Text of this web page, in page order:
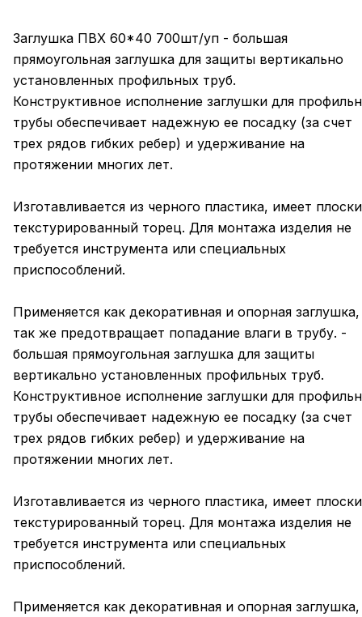
Заглушка ПВХ 60*40 700шт/уп - большая
прямоугольная заглушка для защиты вертикально
установленных профильных труб.
Конструктивное исполнение заглушки для
трубы обеспечивает надежную ее посадку (за счет
трех рядов гибких ребер) и удерживание на
протяжении многих лет.
Изготавливается из черного пластика, имеет
текстурированный торец. Для монтажа изделия не
требуется инструмента или специальных
приспособлений.
Применяется как декоративная и опорная
так же предотвращает попадание влаги в трубу. -
большая прямоугольная заглушка для защиты
вертикально установленных профильных труб.
Конструктивное исполнение заглушки для
трубы обеспечивает надежную ее посадку (за счет
трех рядов гибких ребер) и удерживание на
протяжении многих лет.
Изготавливается из черного пластика, имеет
текстурированный торец. Для монтажа изделия не
требуется инструмента или специальных
приспособлений.
Применяется как декоративная и опорная